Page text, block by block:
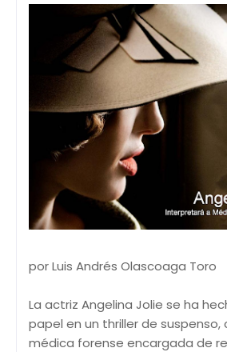
por Luis Andrés Olascoaga Toro
La actriz Angelina Jolie se ha
papel en un thriller de suspenso,
médica forense encargada de